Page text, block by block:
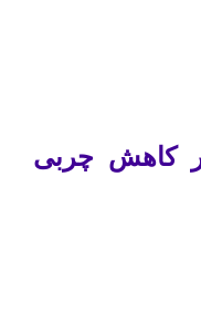
کاهش چربی